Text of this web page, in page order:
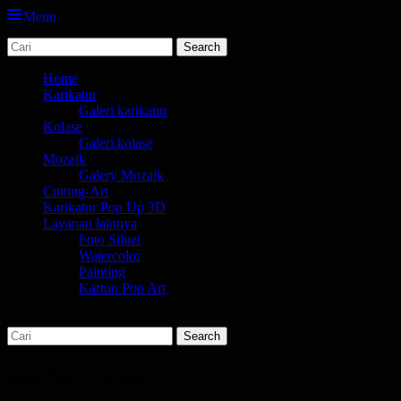
Menu
jasa karikatur dan mozaik
tempat bikin karikatur Jakarta
Search
for:
Primary
Menu
Home
Karikatur
Galeri karikatur
Kolase
Galeri kolase
Mozaik
Galery Mozaik
Cutting-Art
Karikatur Pop Up 3D
Layanan lainnya
Foto Siluet
Watercolor
Painting
Kartun Pop Art
Search
for: